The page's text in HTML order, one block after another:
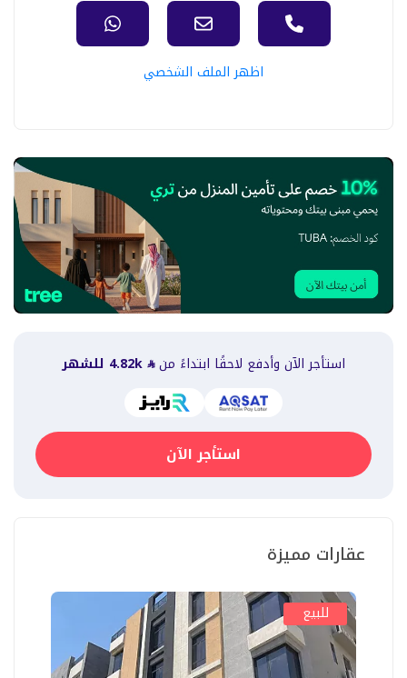
اظهر الملف الشخصي
استأجر الآن وأدفع لاحقًا ابتداءً من 4.82k للشهر
استأجر الآن
عقارات مميزة
للبيع